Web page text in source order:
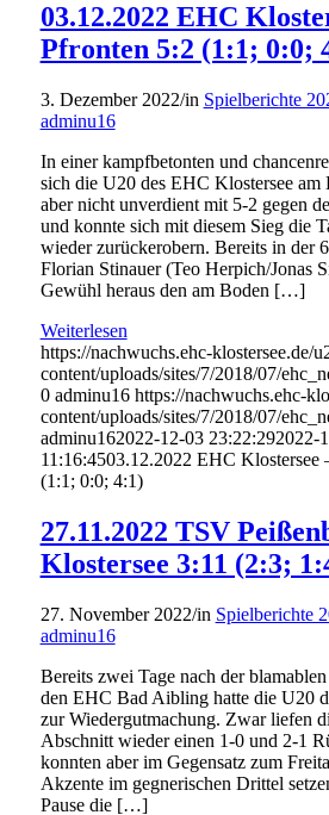
03.12.2022 EHC
Pfronten 5:2 (1:1; 0:0;
3. Dezember 2022/in Spielberichte
adminu16
In einer kampfbetonten und
sich die U20 des EHC Klostersee am
aber nicht unverdient mit 5-2 gegen
und konnte sich mit diesem Sieg die
wieder zurückerobern. Bereits in der
Florian Stinauer (Teo Herpich/Jonas
Gewühl heraus den am Boden […]
Weiterlesen
https://nachwuchs.ehc-klostersee.de/
content/uploads/sites/7/2018/07/
0 adminu16 https://nachwuchs.ehc-
content/uploads/sites/7/2018/07/
adminu162022-12-03 23:22:292022-
11:16:4503.12.2022 EHC Klostersee
(1:1; 0:0; 4:1)
27.11.2022 TSV
Klostersee 3:11 (2:3;
27. November 2022/in Spielberichte
adminu16
Bereits zwei Tage nach der
den EHC Bad Aibling hatte die U20
zur Wiedergutmachung. Zwar liefen
Abschnitt wieder einen 1-0 und 2-1
konnten aber im Gegensatz zum
Akzente im gegnerischen Drittel
Pause die […]